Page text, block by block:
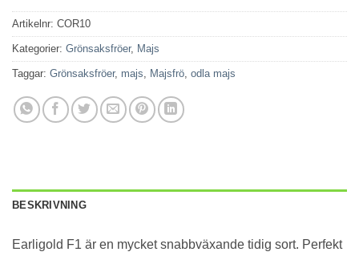
Artikelnr: COR10
Kategorier: Grönsaksfröer, Majs
Taggar: Grönsaksfröer, majs, Majsfrö, odla majs
BESKRIVNING
Earligold F1 är en mycket snabbväxande tidig sort. Perfekt